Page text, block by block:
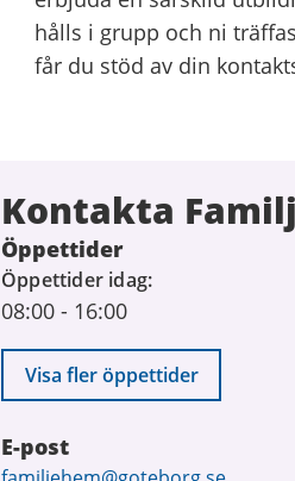
hålls i grupp och ni
får du stöd av din
Kontakta
Öppettider
Öppettider idag
08:00 - 16:00
Visa fler öppettider
E-post